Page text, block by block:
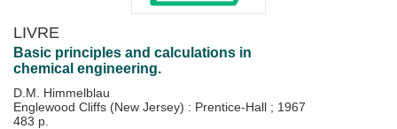
LIVRE
Basic principles and calculations in
chemical engineering.
D.M. Himmelblau
Englewood Cliffs (New Jersey) : Prentice-Hall ; 1967
483 p.